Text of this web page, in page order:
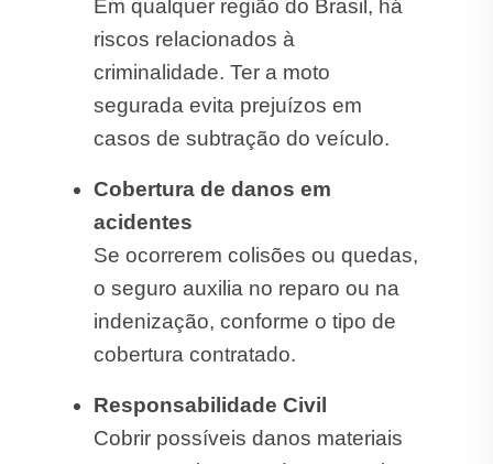
Em qualquer região do Brasil, há
riscos relacionados à
criminalidade. Ter a moto
segurada evita prejuízos em
casos de subtração do veículo.
Cobertura de danos em
acidentes
Se ocorrerem colisões ou quedas,
o seguro auxilia no reparo ou na
indenização, conforme o tipo de
cobertura contratado.
Responsabilidade Civil
Cobrir possíveis danos materiais